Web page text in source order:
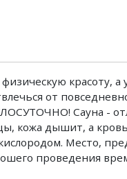
красоту, а
от
Сауна -
кожа дышит, а
Место,
проведения